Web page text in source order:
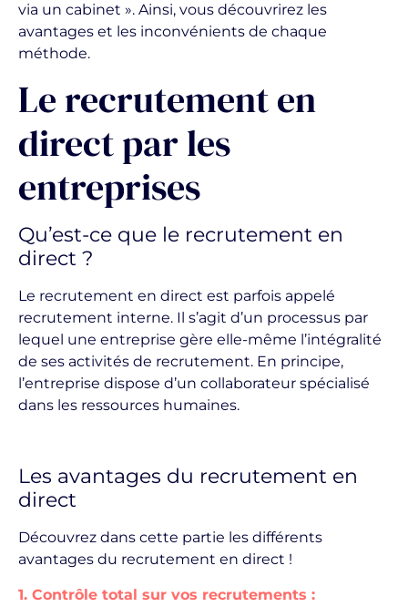
via un cabinet ». Ainsi, vous découvrirez les
avantages et les inconvénients de chaque
méthode.
Le recrutement en
direct par les
entreprises
Qu’est-ce que le recrutement en
direct ?
Le recrutement en direct est parfois appelé
recrutement interne. Il s’agit d’un processus par
lequel une entreprise gère elle-même l’intégralité
de ses activités de recrutement. En principe,
l’entreprise dispose d’un collaborateur spécialisé
dans les ressources humaines.
Les avantages du recrutement en
direct
Découvrez dans cette partie les différents
avantages du recrutement en direct !
1. Contrôle total sur vos recrutements :